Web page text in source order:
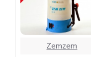
Zemzem